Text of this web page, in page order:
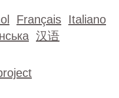
Français Italiano
汉语